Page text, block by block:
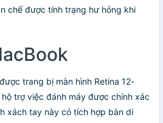
chế được tính trạng hư hỏng khi
trang bị màn hình Retina 12-
trợ việc đánh máy được chính xác
xách tay này có tích hợp bàn di